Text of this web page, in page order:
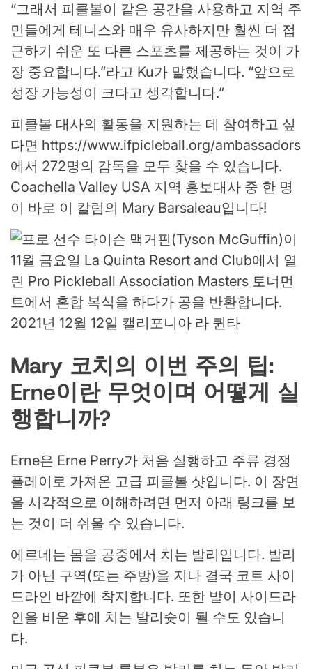
“그래서 피클볼이 같은 공간을 사용하고 지역 주
민들에게 테니스와 매우 유사하지만 훨씬 더 접
근하기 쉬운 또 다른 스포츠를 제공하는 것이 가
장 중요합니다.”라고 Ku가 말했습니다. “앞으로
성장 가능성이 크다고 생각합니다.”
피클볼 대사의 활동을 지원하는 데 참여하고 싶
다면 https://www.ifpicleball.org/ambassadors
에서 272명의 감독을 모두 찾을 수 있습니다.
Coachella Valley USA 지역 홍보대사 중 한 명
이 바로 이 칼럼의 Mary Barsaleau입니다!
Mary 코치의 이번 주의 팁:
Erne이란 무엇이며 어떻게 실
행합니까?
Erne은 Erne Perry가 처음 실행하고 주류 경쟁
플레이로 가져온 고급 피클볼 샷입니다. 이 장면
을 시각적으로 이해하려면 먼저 아래 링크를 보
는 것이 더 쉬울 수 있습니다.
에르네는 몸을 공중에서 치는 발리입니다. 발리
가 아닌 구역(또는 주방)을 지나 결국 코트 사이
드라인 바깥에 착지합니다. 또한 발이 사이드라
인을 비운 후에 치는 발리슛이 될 수도 있습니
다.